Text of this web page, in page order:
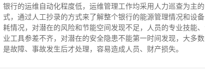
银行的运维自动化程度低，运维管理工作均采用人力巡查为主
式，通过人工抄录的方式来了解整个银行的能源管理情况和设
耗情况，对潜在的风险和节能空间发现不足，人员的专业技能
业工具参差不齐，对潜在的安全隐患不能第一时间发现，大多
是故障、事故发生后才处理，容易造成人员、财产损失。